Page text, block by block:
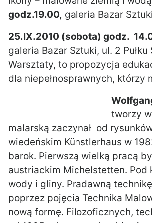
godz.19.00, galeria Bazar
25.IX.2010 (sobota) godz.
galeria Bazar Sztuki, ul. 2
Warsztaty, to propozycja
dla niepełnosprawnych, którzy
tworzy
malarską zaczynał od
wiedeńskim Künstlerhaus w
barok. Pierwszą wielką pracą
austriackim Michelstetten. Pod
wody i gliny. Pradawną
poprzez pojęcia Technika
nową formę. Filozoficznych,